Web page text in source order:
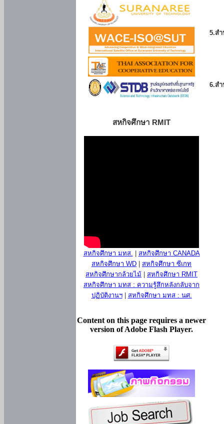
สหกิจศึกษา RMIT
สหกิจศึกษา มทส.
สหกิจศึกษา CANADA
สหกิจศึกษา WD
สหกิจศึกษา ซีเกท
สหกิจศึกษากล้วยไม้
สหกิจศึกษา RMIT
สหกิจศึกษา มทส : ความรู้สึกหลังกลับจาก
ปฏิบัติงานฯ| สหกิจศึกษา มทส : นศ.
Content on this page requires a newer
version of Adobe Flash Player.
5.ส
6.ส